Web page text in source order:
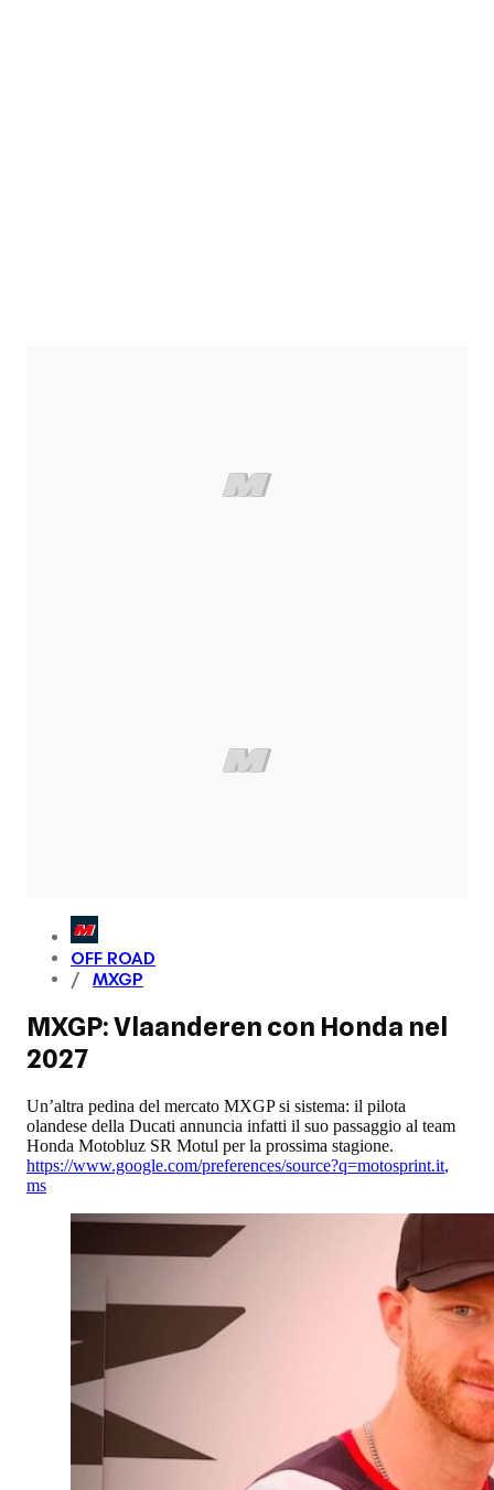
OFF ROAD
MXGP
MXGP: Vlaanderen con Honda nel
2027
Un’altra pedina del mercato MXGP si sistema: il pilota
olandese della Ducati annuncia infatti il suo passaggio al team
Honda Motobluz SR Motul per la prossima stagione.
https://www.google.com/preferences/source?q=motosprint.it,
ms